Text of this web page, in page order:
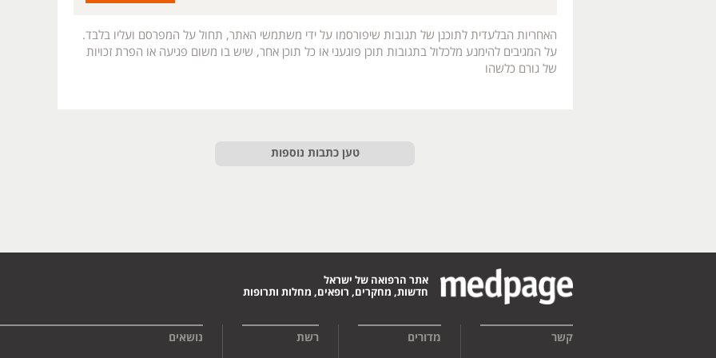
האחריות הבלעדית לתוכנן של תגובות שיפורסמו על ידי משתמשי האתר, תחול על המפרסם ועליו בלבד.
על המגיבים להימנע מלכלול בתגובות תוכן פוגעני או כל תוכן אחר, שיש בו משום פגיעה או הפרת זכויות
של גורם כלשהו
טען כתבות נוספות
אתר הרפואה של ישראל
חדשות, מחקרים, רופאים, מחלות ותרופות
קשר מדורים רשת נושאים